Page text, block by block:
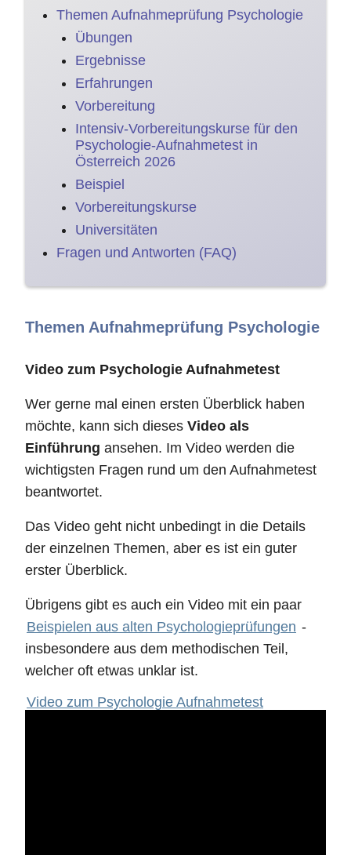
Themen Aufnahmeprüfung Psychologie
Übungen
Ergebnisse
Erfahrungen
Vorbereitung
Intensiv-Vorbereitungskurse für den
Psychologie-Aufnahmetest in
Österreich 2026
Beispiel
Vorbereitungskurse
Universitäten
Fragen und Antworten (FAQ)
Themen Aufnahmeprüfung Psychologie
Video zum Psychologie Aufnahmetest
Wer gerne mal einen ersten Überblick haben
möchte, kann sich dieses Video als
Einführung ansehen. Im Video werden die
wichtigsten Fragen rund um den Aufnahmetest
beantwortet.
Das Video geht nicht unbedingt in die Details
der einzelnen Themen, aber es ist ein guter
erster Überblick.
Übrigens gibt es auch ein Video mit ein paar
Beispielen aus alten Psychologieprüfungen -
insbesondere aus dem methodischen Teil,
welcher oft etwas unklar ist.
Video zum Psychologie Aufnahmetest